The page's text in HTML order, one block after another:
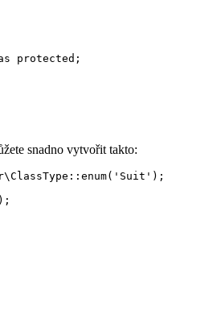
snadno vytvořit takto: